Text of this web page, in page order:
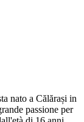
nato a Călărași in
passione per